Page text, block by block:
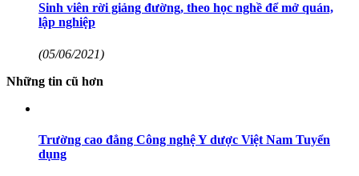
Sinh viên rời giảng đường, theo học nghề để mở quán,
lập nghiệp
(05/06/2021)
Những tin cũ hơn
Trường cao đẳng Công nghệ Y dược Việt Nam Tuyển
dụng